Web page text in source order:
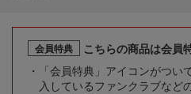
会員特典
こちらの商品は会員
「会員特典」アイコンがつ
入しているファンクラブなど